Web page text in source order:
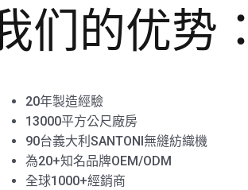
们的优势：
20年製造經驗
13000平方公尺廠房
90台義大利SANTONI無縫紡織機
為20+知名品牌OEM/ODM
全球1000+經銷商